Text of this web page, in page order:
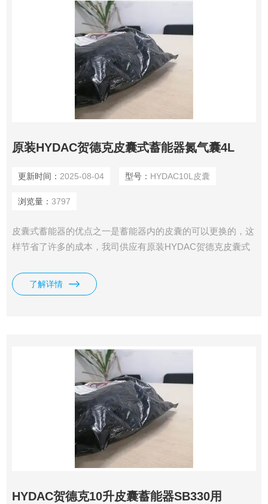
原装HYDAC贺德克皮囊式蓄能器氮气囊4L
更新时间： 2025-08-04 型号： HYDAC10L皮囊
浏览量： 3797
皮囊式蓄能器的优点之一是蓄能器内的皮囊的可以更换的，这
样节省了许多的成本，我司供应有原装HYDAC贺德克皮囊式
了解详情
HYDAC贺德克10升皮囊蓄能器SB330用